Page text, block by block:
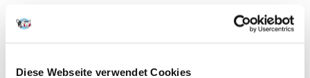
Diese Webseite verwendet Cookies
Bilder unserer Kunden
Produktbeschreibung